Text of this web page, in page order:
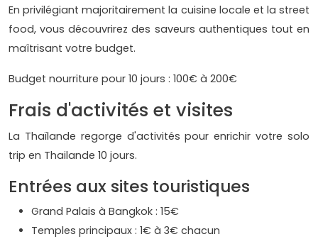
En privilégiant majoritairement la cuisine locale et la street
food, vous découvrirez des saveurs authentiques tout en
maîtrisant votre budget.
Budget nourriture pour 10 jours : 100€ à 200€
Frais d'activités et visites
La Thaïlande regorge d'activités pour enrichir votre solo
trip en Thailande 10 jours.
Entrées aux sites touristiques
Grand Palais à Bangkok : 15€
Temples principaux : 1€ à 3€ chacun